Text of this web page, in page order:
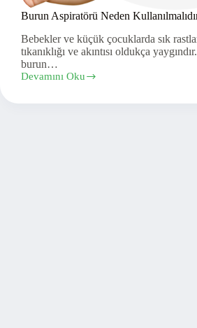
Burun Aspiratörü Neden
Bebekler ve küçük çocuklarda sık
tıkanıklığı ve akıntısı oldukça
burun…
Devamını Oku
Burun
Neden